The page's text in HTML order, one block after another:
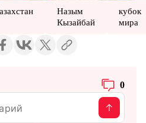
Назым
Кызайбай
кубок
мира
0